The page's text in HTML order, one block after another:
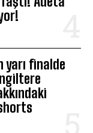
yarı finalde